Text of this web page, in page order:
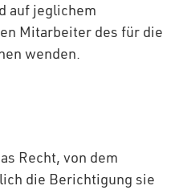
auf jeglichem
Mitarbeiter des für die
wenden.
Recht, von dem
die Berichtigung sie